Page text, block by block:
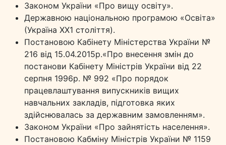
Законом України «Про вищу освіту».
Державною національною програмою «Освіта»
(Україна ХХ1 століття).
Постановою Кабінету Міністерства України №
216 від 15.04.2015р.«Про внесення змін до
постанови Кабінету Міністрів України від 22
серпня 1996р. № 992 «Про порядок
працевлаштування випускників вищих
навчальних закладів, підготовка яких
здійснювалась за державним замовленням».
Законом України «Про зайнятість населення».
Постановою Кабміну Міністрів України № 1159